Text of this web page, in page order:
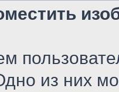
из них